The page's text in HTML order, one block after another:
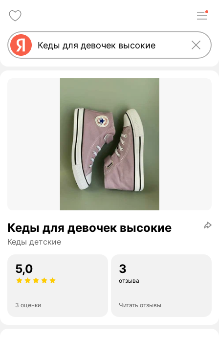
Кеды для девочек высокие
Кеды детские
5,0
3 оценки
3
отзыва
Читать отзывы